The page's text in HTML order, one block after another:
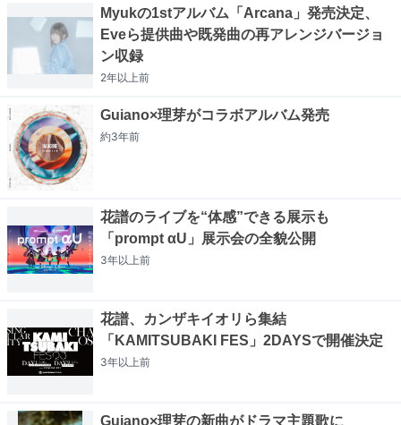
Myukの1stアルバム「Arcana」発売決定、
Eveら提供曲や既発曲の再アレンジバージョ
ン収録
2年以上前
Guiano×理芽がコラボアルバム発売
約3年前
花譜のライブを“体感”できる展示も
「prompt αU」展示会の全貌公開
3年以上前
花譜、カンザキイオリら集結
「KAMITSUBAKI FES」2DAYSで開催決定
3年以上前
Guiano×理芽の新曲がドラマ主題歌に